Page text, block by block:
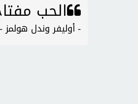
الحب
- أوليفر وندل